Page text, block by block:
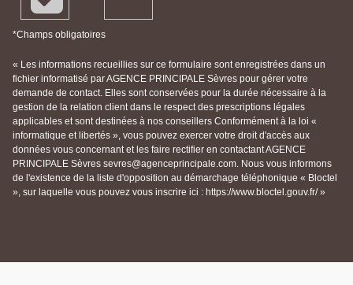
*Champs obligatoires
« Les informations recueillies sur ce formulaire sont enregistrées dans un
fichier informatisé par AGENCE PRINCIPALE Sèvres pour gérer votre
demande de contact. Elles sont conservées pour la durée nécessaire à la
gestion de la relation client dans le respect des prescriptions légales
applicables et sont destinées à nos conseillers Conformément à la loi «
informatique et libertés », vous pouvez exercer votre droit d'accès aux
données vous concernant et les faire rectifier en contactant AGENCE
PRINCIPALE Sèvres sevres@agenceprincipale.com. Nous vous informons
de l'existence de la liste d'opposition au démarchage téléphonique « Bloctel
», sur laquelle vous pouvez vous inscrire ici : https://www.bloctel.gouv.fr/ »